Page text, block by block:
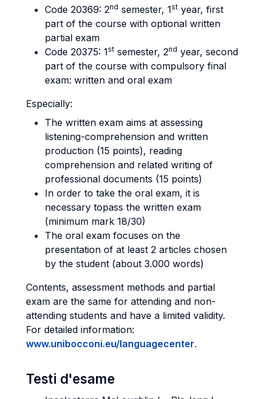
Code 20369: 2nd semester, 1st year, first
part of the course with optional written
partial exam
Code 20375: 1st semester, 2nd year, second
part of the course with compulsory final
exam: written and oral exam
Especially:
The written exam aims at assessing
listening-comprehension and written
production (15 points), reading
comprehension and related writing of
professional documents (15 points)
In order to take the oral exam, it is
necessary topass the written exam
(minimum mark 18/30)
The oral exam focuses on the
presentation of at least 2 articles chosen
by the student (about 3.000 words)
Contents, assessment methods and partial
exam are the same for attending and non-
attending students and have a limited validity.
For detailed information:
www.unibocconi.eu/languagecenter.
Testi d'esame